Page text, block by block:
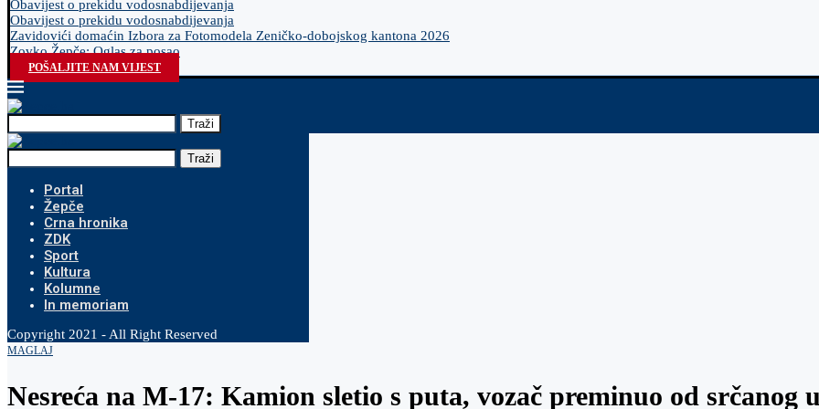
Obavijest o prekidu vodosnabdijevanja
Obavijest o prekidu vodosnabdijevanja
Zavidovići domaćin Izbora za Fotomodela Zeničko-dobojskog kantona 2026
Zovko Žepče: Oglas za posao
POŠALJITE NAM VIJEST
Traži
Traži
Portal
Žepče
Crna hronika
ZDK
Sport
Kultura
Kolumne
In memoriam
Copyright 2021 - All Right Reserved
MAGLAJ
Nesreća na M-17: Kamion sletio s puta, vozač preminuo od srčanog